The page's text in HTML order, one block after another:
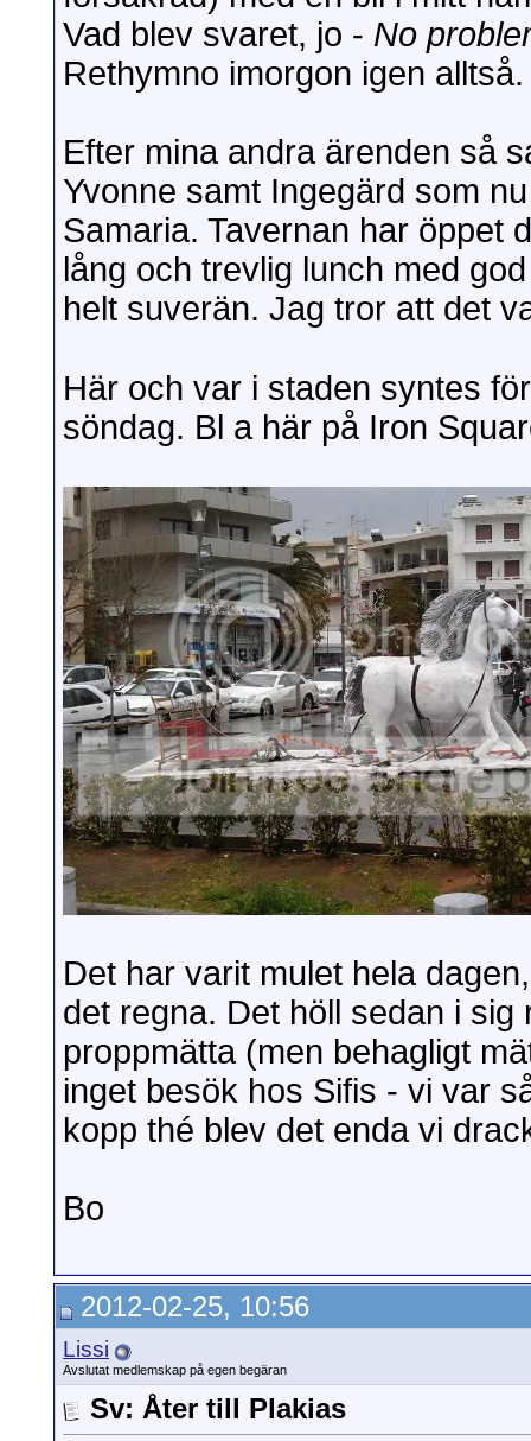
Vad blev svaret, jo - No
Rethymno imorgon igen alltså.
Efter mina andra ärenden så
Yvonne samt Ingegärd som
Samaria. Tavernan har öppet
lång och trevlig lunch med
helt suverän. Jag tror att det
Här och var i staden syntes
söndag. Bl a här på Iron
Det har varit mulet hela
det regna. Det höll sedan i
proppmätta (men behagligt
inget besök hos Sifis - vi var
kopp thé blev det enda vi
Bo
2012-02-25, 10:56
Lissi
Avslutat medlemskap på egen begäran
Sv: Åter till Plakias